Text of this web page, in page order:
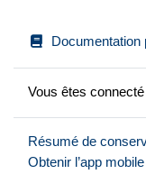
Documentation
Vous êtes
Résumé de
Obtenir l’app mobile